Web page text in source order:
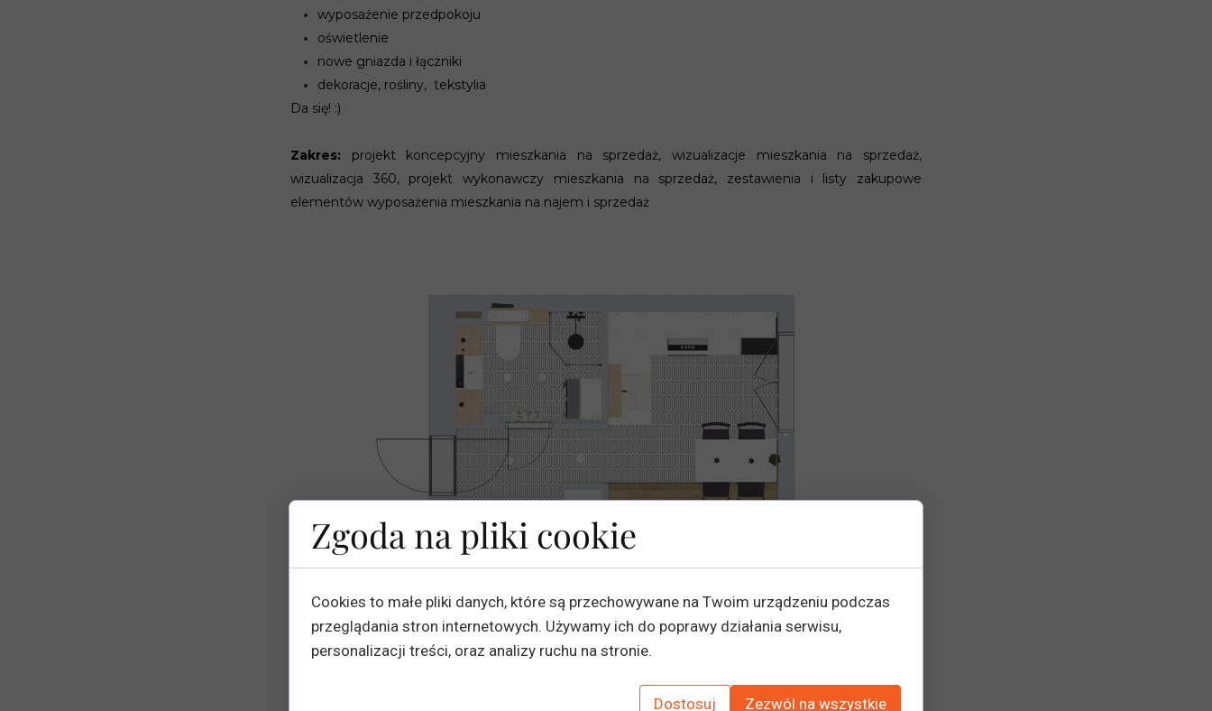
wyposażenie przedpokoju
oświetlenie
nowe gniazda i łączniki
dekoracje, rośliny, tekstylia
Da się! :)
Zakres: projekt koncepcyjny mieszkania na sprzedaż, wizualizacje mieszkania na sprzedaż,
wizualizacja 360, projekt wykonawczy mieszkania na sprzedaż, zestawienia i listy zakupowe
elementów wyposażenia mieszkania na najem i sprzedaż
Zgoda na pliki cookie
Cookies to małe pliki danych, które są przechowywane na Twoim urządzeniu podczas
przeglądania stron internetowych. Używamy ich do poprawy działania serwisu,
personalizacji treści, oraz analizy ruchu na stronie.
Dostosuj Zezwól na wszystkie